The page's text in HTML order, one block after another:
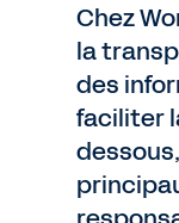
Chez
la
des
faciliter